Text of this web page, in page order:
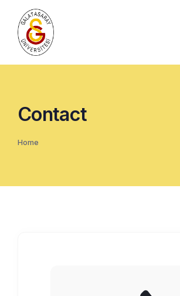
Contact
Home